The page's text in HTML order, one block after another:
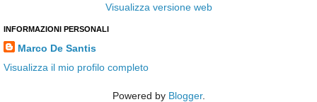
Visualizza versione web
INFORMAZIONI PERSONALI
Marco De Santis
Visualizza il mio profilo completo
Powered by Blogger.